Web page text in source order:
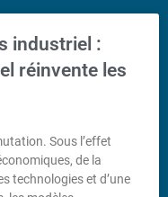
industriel :
réinvente les
Sous l’effet
de la
technologies et d’une